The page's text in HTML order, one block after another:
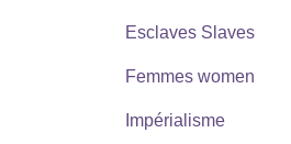
Esclaves Slaves
Femmes women
Impérialisme